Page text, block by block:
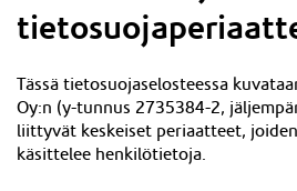
Tässä tietosuojaselosteessa
Oy:n (y-tunnus 2735384-2,
liittyvät keskeiset periaatteet,
käsittelee henkilötietoja.